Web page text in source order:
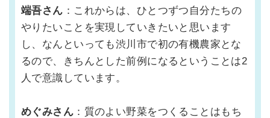
端吾さん ：これからは、ひとつずつ自分たちの
やりたいことを実現していきたいと思います
し、なんといっても渋川市で初の有機農家とな
るので、きちんとした前例になるということは2
人で意識しています。
めぐみさん ：質のよい野菜をつくることはもち